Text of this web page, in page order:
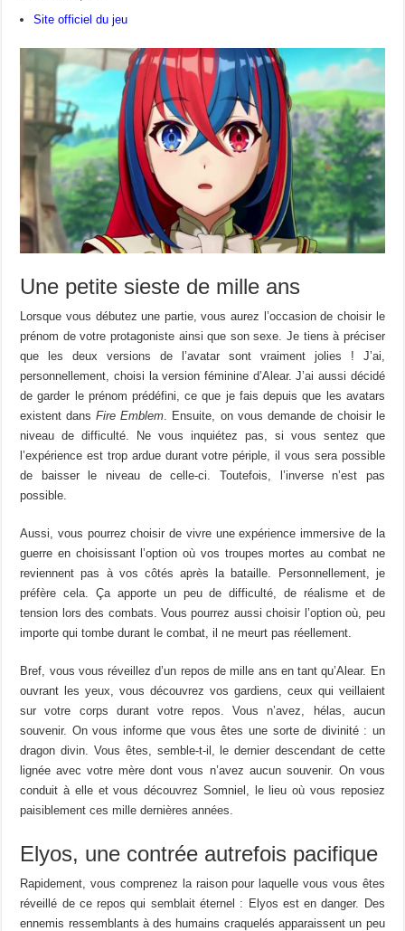
Site officiel du jeu
Une petite sieste de mille ans
Lorsque vous débutez une partie, vous aurez l’occasion de choisir le
prénom de votre protagoniste ainsi que son sexe. Je tiens à préciser
que les deux versions de l’avatar sont vraiment jolies ! J’ai,
personnellement, choisi la version féminine d’Alear. J’ai aussi décidé
de garder le prénom prédéfini, ce que je fais depuis que les avatars
existent dansFire Emblem . Ensuite, on vous demande de choisir le
niveau de difficulté. Ne vous inquiétez pas, si vous sentez que
l’expérience est trop ardue durant votre périple, il vous sera possible
de baisser le niveau de celle-ci. Toutefois, l’inverse n’est pas
possible.
Aussi, vous pourrez choisir de vivre une expérience immersive de la
guerre en choisissant l’option où vos troupes mortes au combat ne
reviennent pas à vos côtés après la bataille. Personnellement, je
préfère cela. Ça apporte un peu de difficulté, de réalisme et de
tension lors des combats. Vous pourrez aussi choisir l’option où, peu
importe qui tombe durant le combat, il ne meurt pas réellement.
Bref, vous vous réveillez d’un repos de mille ans en tant qu’Alear. En
ouvrant les yeux, vous découvrez vos gardiens, ceux qui veillaient
sur votre corps durant votre repos. Vous n’avez, hélas, aucun
souvenir. On vous informe que vous êtes une sorte de divinité : un
dragon divin. Vous êtes, semble-t-il, le dernier descendant de cette
lignée avec votre mère dont vous n’avez aucun souvenir. On vous
conduit à elle et vous découvrez Somniel, le lieu où vous reposiez
paisiblement ces mille dernières années.
Elyos, une contrée autrefois pacifique
Rapidement, vous comprenez la raison pour laquelle vous vous êtes
réveillé de ce repos qui semblait éternel : Elyos est en danger. Des
ennemis ressemblants à des humains craquelés apparaissent un peu